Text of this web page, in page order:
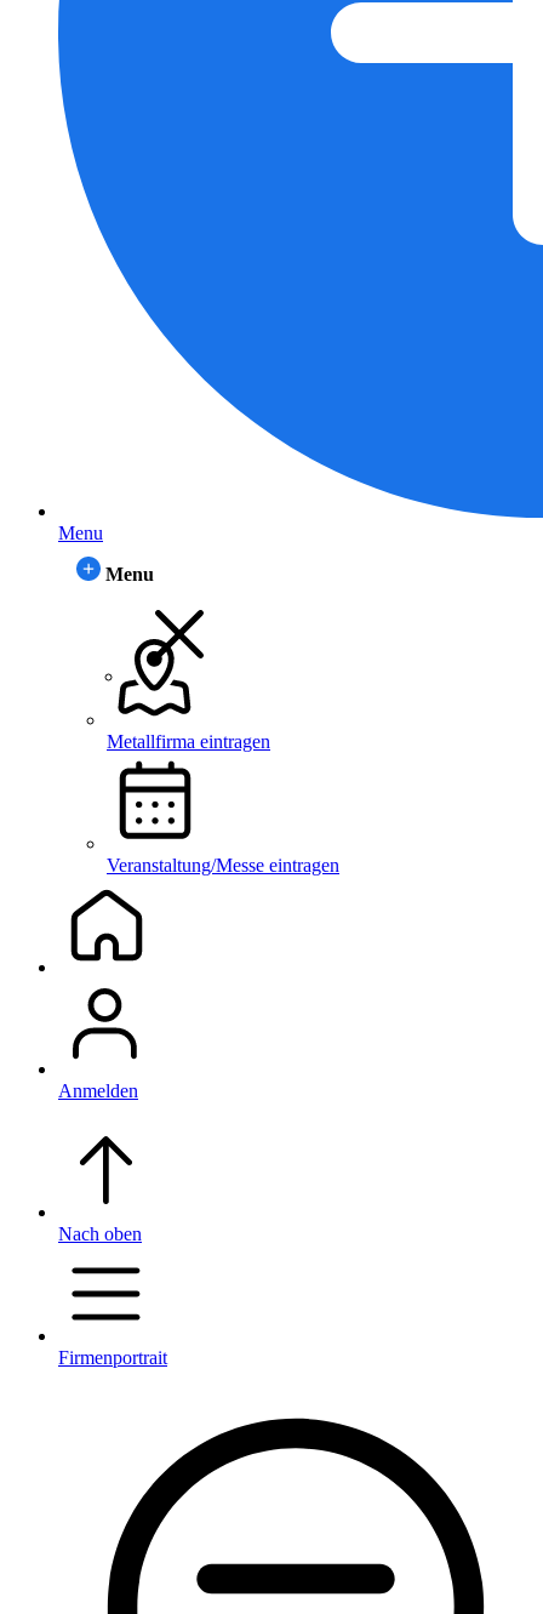
Menu
Menu
Metallfirma eintragen
Veranstaltung/Messe eintragen
Anmelden
Nach oben
Firmenportrait